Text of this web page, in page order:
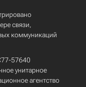
связи,
коммуникаций
57640
унитарное
агентство